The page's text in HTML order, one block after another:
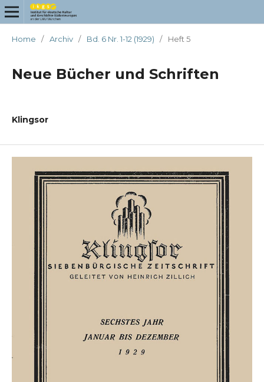
Home / Archiv / Bd. 6 Nr. 1-12 (1929) / Heft 5
Neue Bücher und Schriften
Klingsor